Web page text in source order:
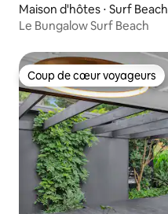
Maison d'hôtes ⋅ Surf Beach
Le Bungalow Surf Beach
Coup de cœur voyageurs
Coup de cœur voyageurs